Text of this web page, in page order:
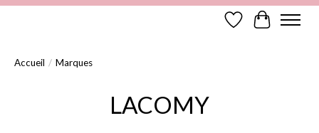
Liste de souhaits
Panier
Accueil / Marques
LACOMY